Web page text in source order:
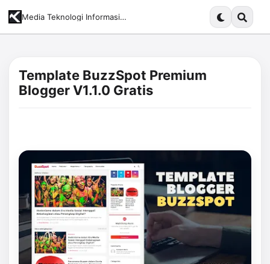
Media Teknologi Informasi Terupdate dan Komprehensif
Template BuzzSpot Premium
Blogger V1.1.0 Gratis